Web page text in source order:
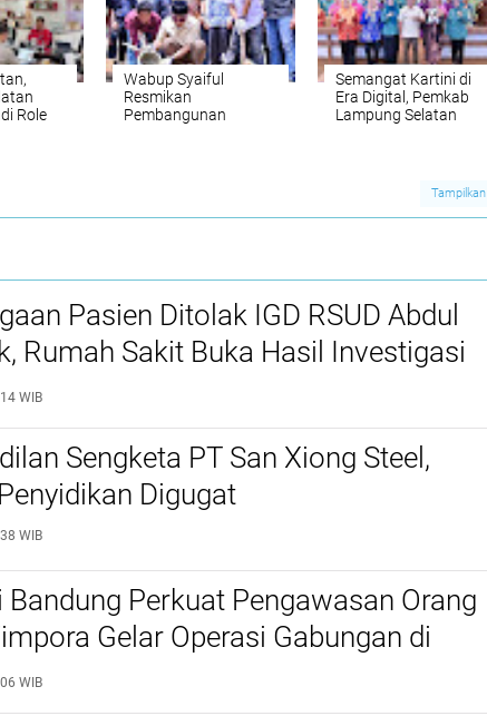
Role
Wabup Syaiful
Resmikan
Pembangunan
Semangat Kartini di
Era Digital, Pemkab
Lampung Selatan
Tampilkan
Pasien Ditolak IGD RSUD Abdul
Rumah Sakit Buka Hasil Investigasi
WIB
Sengketa PT San Xiong Steel,
Digugat
WIB
Bandung Perkuat Pengawasan Orang
Gelar Operasi Gabungan di
Barat dan Cimahi
WIB